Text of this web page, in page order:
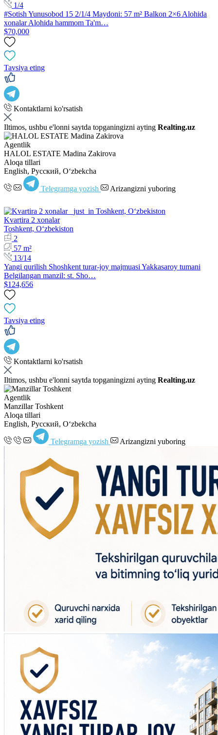
1/4
#Sotish Yunusobod 15 2/1/4 Maydoni: 57 m² Balkon 2×6 Alohida
xonalar Alohida hammom Ta'm…
$70,000
Tavsiya eting
Kontaktlarni ko'rsatish
Iltimos, ushbu e'lonni saytda topganingizni ayting Realting.uz
Agentlik
HALOL ESTATE Madina Zakirova
Aloqa tillari
English, Русский, Oʻzbekcha
Telegramga yozish Arizangizni yuboring
Kvartira 2 xonalar
Toshkent, Oʻzbekiston
2
57 m²
13/14
Yangi qurilish Shoshkent turar-joy majmuasi Yakkasaroy tumani
Belgilangan manzil: st. Sho…
$124,656
Tavsiya eting
Kontaktlarni ko'rsatish
Iltimos, ushbu e'lonni saytda topganingizni ayting Realting.uz
Agentlik
Manzillar Toshkent
Aloqa tillari
English, Русский, Oʻzbekcha
Telegramga yozish Arizangizni yuboring